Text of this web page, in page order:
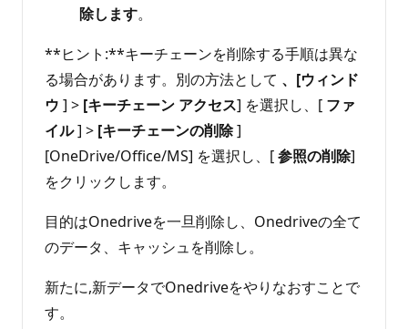
除します。
**ヒント:**キーチェーンを削除する手順は異な
る場合があります。別の方法として 、[ウィンド
ウ ] > [キーチェーン アクセス] を選択し、[ ファ
イル] > [キーチェーンの削除]
[OneDrive/Office/MS] を選択し、[参照の削除]
をクリックします。
目的はOnedriveを一旦削除し、Onedriveの全て
のデータ、キャッシュを削除し。
新たに,新データでOnedriveをやりなおすことで
す。